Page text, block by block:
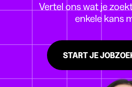
Vertel ons wat je
enkele kans
START JE